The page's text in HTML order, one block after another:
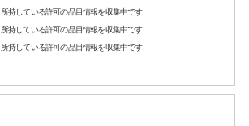
所持している許可の品目情報を収集中です
所持している許可の品目情報を収集中です
所持している許可の品目情報を収集中です